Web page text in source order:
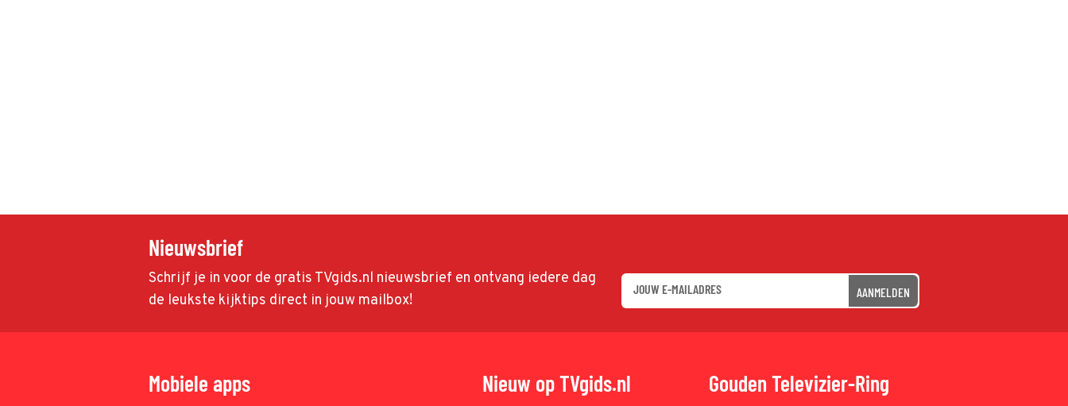
Nieuwsbrief
Schrijf je in voor de gratis TVgids.nl nieuwsbrief en ontvang iedere dag
de leukste kijktips direct in jouw mailbox!
AANMELDEN
Mobiele apps Nieuw op TVgids.nl Gouden Televizier-Ring